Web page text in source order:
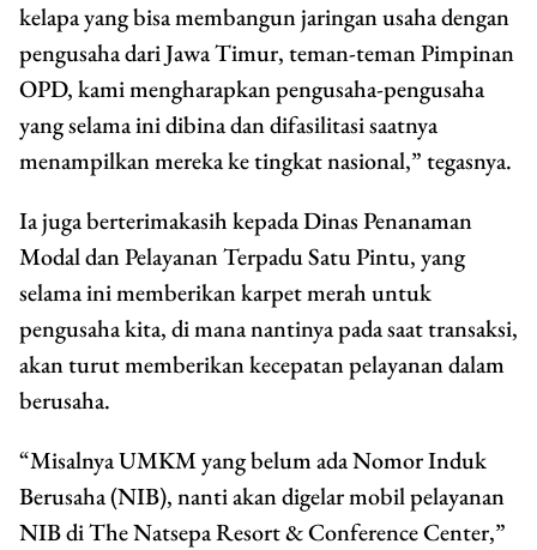
kelapa yang bisa membangun jaringan usaha dengan
pengusaha dari Jawa Timur, teman-teman Pimpinan
OPD, kami mengharapkan pengusaha-pengusaha
yang selama ini dibina dan difasilitasi saatnya
menampilkan mereka ke tingkat nasional,” tegasnya.
Ia juga berterimakasih kepada Dinas Penanaman
Modal dan Pelayanan Terpadu Satu Pintu, yang
selama ini memberikan karpet merah untuk
pengusaha kita, di mana nantinya pada saat transaksi,
akan turut memberikan kecepatan pelayanan dalam
berusaha.
“Misalnya UMKM yang belum ada Nomor Induk
Berusaha (NIB), nanti akan digelar mobil pelayanan
NIB di The Natsepa Resort & Conference Center,”